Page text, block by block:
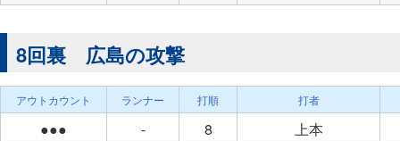
8回裏 広島の攻撃
アウトカウント ランナー 打順 打者
●●● - 8
上本